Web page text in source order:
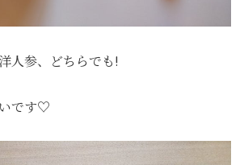
人参、どちらでも!
です♡